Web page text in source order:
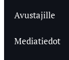
Avustajille
Mediatiedot